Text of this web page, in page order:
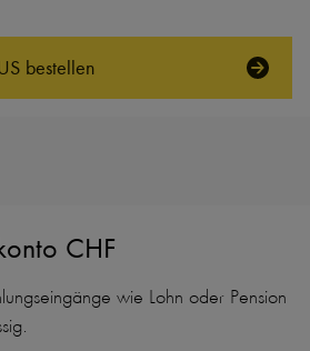
bestellen
CHF
wie Lohn oder Pension